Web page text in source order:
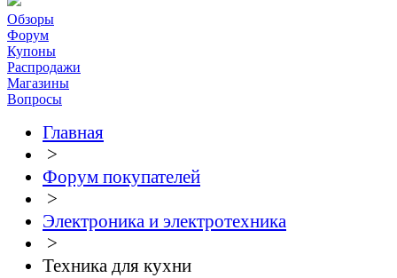
Обзоры
Форум
Купоны
Распродажи
Магазины
Вопросы
Главная
>
Форум покупателей
>
Электроника и электротехника
>
Техника для кухни